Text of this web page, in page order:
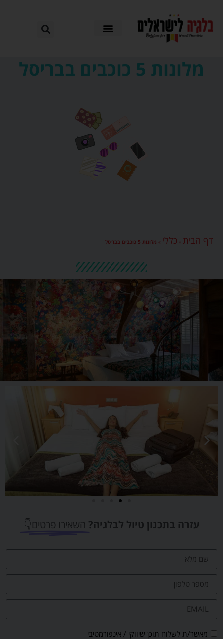
מלונות 5 כוכבים בבריסל
דף הבית » כללי » מלונות 5 כוכבים בבריסל
מציאת מלון
פה!
עזרה בתכנון טיול לבלגיה? השאירו פרטים👇
מאשר/ת לשלוח תוכן שיווקי / אינפורמטיבי